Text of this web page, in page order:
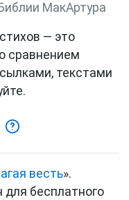
МакАртура
— это
сравнением
текстами
весть».
для бесплатного